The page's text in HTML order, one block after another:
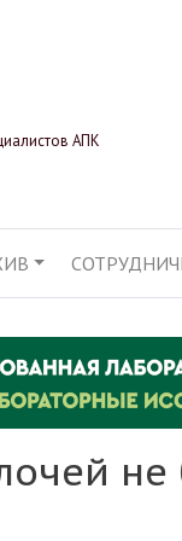
АПК
не